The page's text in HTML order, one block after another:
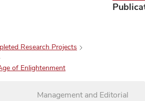
Research Projects
of Enlightenment
Management and Editorial